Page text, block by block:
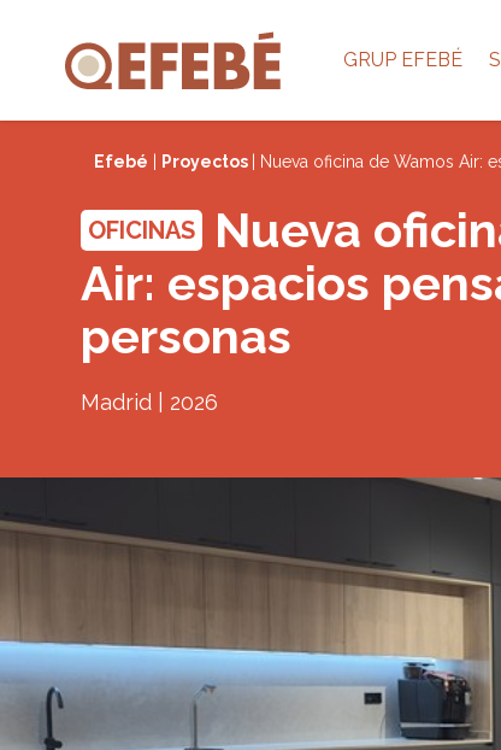
GRUP EFEBÉ
Efebé Proyectos | Nueva oficina de Wamos Air:
OFICINAS
Nueva
Air: espacios
personas
Madrid | 2026